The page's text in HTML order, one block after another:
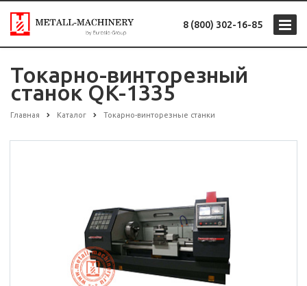
8 (800) 302-16-85
Токарно-винторезный
станок QK-1335
Главная Каталог Токарно-винторезные станки